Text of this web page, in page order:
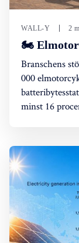
WALL-Y 2
🏍️
Branschens
000
minst 16